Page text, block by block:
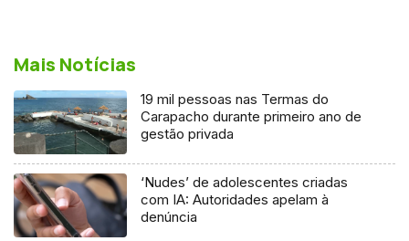
Mais Notícias
19 mil pessoas nas Termas do
Carapacho durante primeiro ano de
gestão privada
‘Nudes’ de adolescentes criadas
com IA: Autoridades apelam à
denúncia